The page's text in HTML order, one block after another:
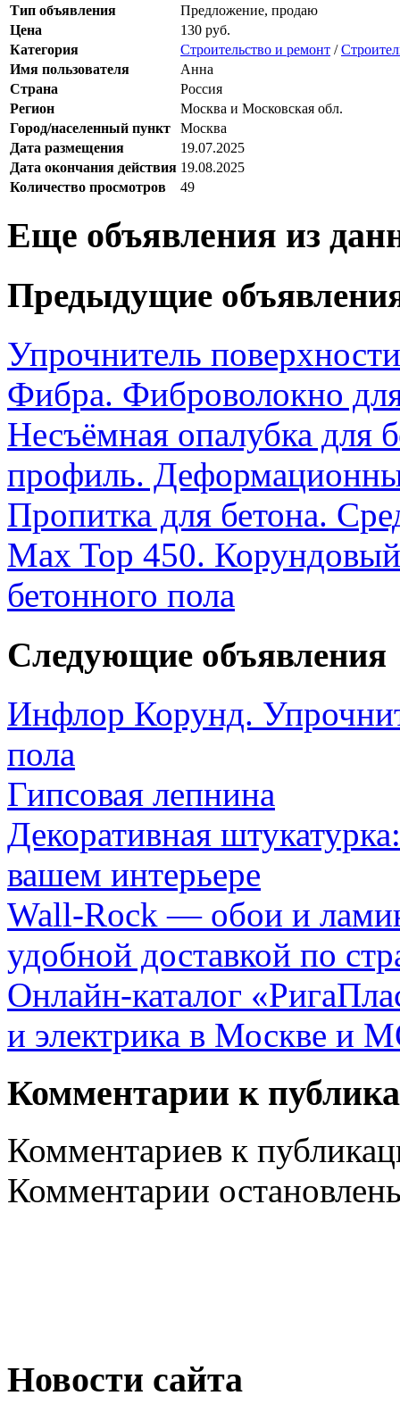
Тип объявления
Предложение, продаю
Цена
130 руб.
Категория
Строительство и ремонт /
Имя пользователя
Анна
Страна
Россия
Регион
Москва и Московская обл.
Город/населенный пункт
Москва
Дата размещения
19.07.2025
Дата окончания действия 19.08.2025
Количество просмотров
49
Еще объявления из
Предыдущие
Упрочнитель
Фибра. Фиброволокно
Несъёмная опалубка для
профиль.
Пропитка для бетона.
Max Top 450.
бетонного пола
Следующие объявления
Инфлор Корунд.
пола
Гипсовая лепнина
Декоративная
вашем интерьере
Wall-Rock — обои и
удобной доставкой по
Онлайн-каталог
и электрика в Москве и
Комментарии к
Комментариев к
Комментарии
Новости сайта